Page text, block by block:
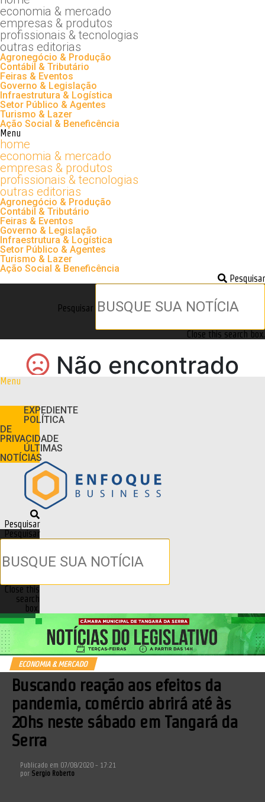
economia & mercado
empresas & produtos
profissionais & tecnologias
outras editorias
Agronegócio & Produção
Contábil & Tributário
Feiras & Eventos
Governo & Legislação
Infraestrutura & Logística
Setor Público & Agentes
Turismo & Lazer
Ação Social & Beneficência
Menu
home
economia & mercado
empresas & produtos
profissionais & tecnologias
outras editorias
Agronegócio & Produção
Contábil & Tributário
Feiras & Eventos
Governo & Legislação
Infraestrutura & Logística
Setor Público & Agentes
Turismo & Lazer
Ação Social & Beneficência
Pesquisar
Pesquisar
Close this search box.
Menu
EXPEDIENTE
POLÍTICA
DE
PRIVACIDADE
ÚLTIMAS
NOTÍCIAS
Pesquisar
Pesquisar
Close this
search
box.
ECONOMIA & MERCADO
Buscando reação aos efeitos da
pandemia, comércio abrirá até às
20hs neste sábado em Tangará da
Serra
Publicado em 07/08/2020 - 17:21
por Sergio Roberto